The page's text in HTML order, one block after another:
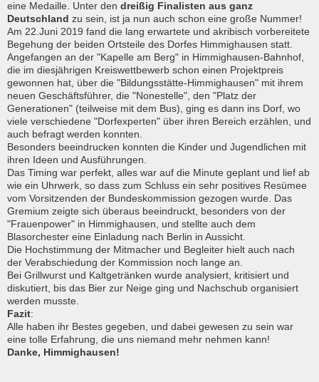
eine Medaille. Unter den dreißig Finalisten aus ganz
Deutschland zu sein, ist ja nun auch schon eine große Nummer!
Am 22.Juni 2019 fand die lang erwartete und akribisch vorbereitete
Begehung der beiden Ortsteile des Dorfes Himmighausen statt.
Angefangen an der "Kapelle am Berg" in Himmighausen-Bahnhof,
die im diesjährigen Kreiswettbewerb schon einen Projektpreis
gewonnen hat, über die "Bildungsstätte-Himmighausen" mit ihrem
neuen Geschäftsführer, die "Nonestelle", den "Platz der
Generationen" (teilweise mit dem Bus), ging es dann ins Dorf, wo
viele verschiedene "Dorfexperten" über ihren Bereich erzählen, und
auch befragt werden konnten.
Besonders beeindrucken konnten die Kinder und Jugendlichen mit
ihren Ideen und Ausführungen.
Das Timing war perfekt, alles war auf die Minute geplant und lief ab
wie ein Uhrwerk, so dass zum Schluss ein sehr positives Resümee
vom Vorsitzenden der Bundeskommission gezogen wurde. Das
Gremium zeigte sich überaus beeindruckt, besonders von der
"Frauenpower" in Himmighausen, und stellte auch dem
Blasorchester eine Einladung nach Berlin in Aussicht.
Die Hochstimmung der Mitmacher und Begleiter hielt auch nach
der Verabschiedung der Kommission noch lange an.
Bei Grillwurst und Kaltgetränken wurde analysiert, kritisiert und
diskutiert, bis das Bier zur Neige ging und Nachschub organisiert
werden musste.
Fazit:
Alle haben ihr Bestes gegeben, und dabei gewesen zu sein war
eine tolle Erfahrung, die uns niemand mehr nehmen kann!
Danke, Himmighausen!